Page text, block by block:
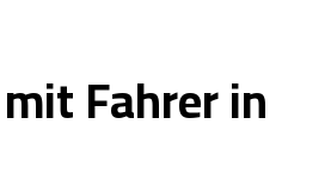
Fahrer in